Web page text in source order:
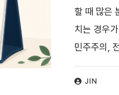
JIN
할 때 많은
치는 경우
민주주의,